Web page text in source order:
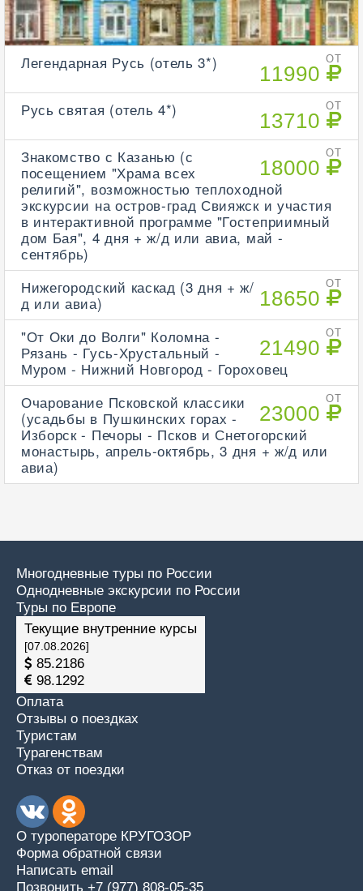
ОТ
11990
Легендарная Русь (отель 3*)
ОТ
13710
Русь святая (отель 4*)
ОТ
18000
Знакомство с Казанью (с
посещением "Храма всех
религий", возможностью теплоходной
экскурсии на остров-град Свияжск и участия
в интерактивной программе "Гостеприимный
дом Бая", 4 дня + ж/д или авиа, май -
сентябрь)
ОТ
18650
Нижегородский каскад (3 дня + ж/
д или авиа)
ОТ
21490
"От Оки до Волги" Коломна -
Рязань - Гусь-Хрустальный -
Муром - Нижний Новгород - Гороховец
ОТ
23000
Очарование Псковской классики
(усадьбы в Пушкинских горах -
Изборск - Печоры - Псков и Снетогорский
монастырь, апрель-октябрь, 3 дня + ж/д или
авиа)
Многодневные туры по России
Однодневные экскурсии по России
Туры по Европе
Текущие внутренние курсы
[07.08.2026]
85.2186
98.1292
Оплата
Отзывы о поездках
Туристам
Турагенствам
Отказ от поездки
О туроператоре КРУГОЗОР
Форма обратной связи
Написать email
Позвонить +7 (977) 808-05-35